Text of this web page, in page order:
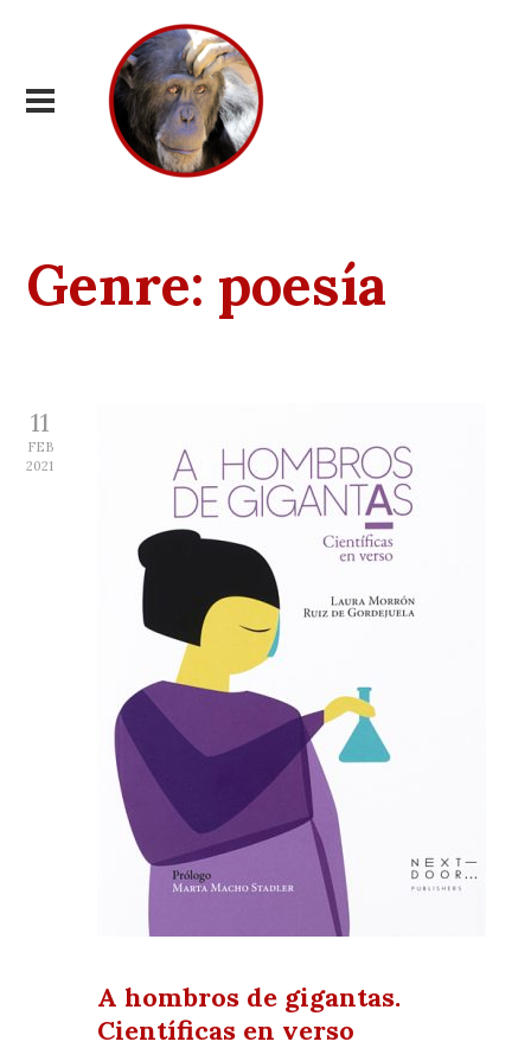
Genre: poesía
11
FEB
2021
A hombros de gigantas.
Científicas en verso